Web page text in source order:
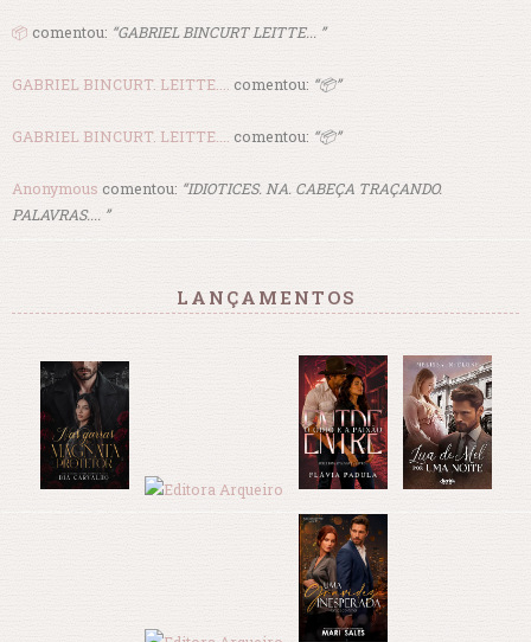
📦 comentou: “GABRIEL BINCURT LEITTE... ”
GABRIEL BINCURT. LEITTE.... comentou: “📦”
GABRIEL BINCURT. LEITTE.... comentou: “📦”
Anonymous comentou: “IDIOTICES. NA. CABEÇA TRAÇANDO.
PALAVRAS.... ”
LANÇAMENTOS